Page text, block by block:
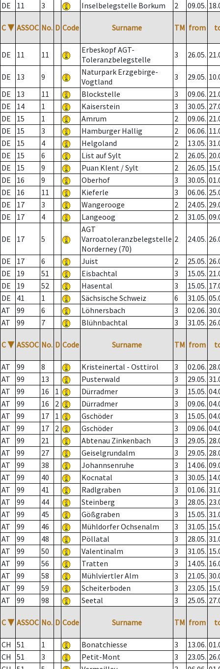
DE
11 3 Inselbelegstelle Borkum 2 09.05.
C ▼ ASSOC No. D Code Surname TM from
DE 11 11
Erbeskopf AGT-
Toleranzbelegstelle
3 26.05.
DE 13 9
Naturpark Erzgebirge-
Vogtland
3 29.05.
DE
13 11 Blockstelle 3 09.06.
DE
14 1 Kaiserstein 3 30.05.
DE
15 1 Amrum 2 09.06.
DE
15 3 Hamburger Hallig 2 06.06.
DE
15 4 Helgoland 2 13.05.
DE
15 6 List auf Sylt 2 26.05.
DE
15 9 Puan Klent / Sylt 2 26.05.
DE
16 9 Oberhof 3 30.05.
DE
16 11 Kieferle 3 06.06.
DE
17 3 Wangerooge 2 24.05.
DE
17 4 Langeoog 2 31.05.
DE 17 5
AGT
Varroatoleranzbelegstelle
Norderney (70)
2 24.05.
DE 17 6 Juist 2 25.05.
DE
19 51 Eisbachtal 3 15.05.
DE
19 52 Hasental 3 15.05.
DE
41 1 Sächsische Schweiz 6 31.05.
AT
99 6 Löhnersbach 3 02.06.
AT
99 7 Blühnbachtal 3 31.05.
C ▼ ASSOC No. D Code Surname TM from
AT 99 8 Kristeinertal - Osttirol 3 02.06.
AT
99 13 Pusterwald 3 29.05.
AT
99 16 1 Dürradmer 3 15.05.
AT
99 16 2 Dürradmer 3 09.06.
AT
99 17 1 Gschöder 3 15.05.
AT
99 17 2 Gschöder 3 09.06.
AT
99 21 Abtenau Zinkenbach 3 29.05.
AT
99 27 Geiselgrundalm 3 29.05.
AT
99 38 Johannsenruhe 3 14.06.
AT
99 40 Kocnatal 3 30.05.
AT
99 41 Radlgraben 3 01.06.
AT
99 44 Steinberg 3 28.05.
AT
99 45 Gößgraben 3 15.05.
AT
99 46 Mühldorfer Ochsenalm 3 31.05.
AT
99 48 Pöllatal 3 28.05.
AT
99 50 Valentinalm 3 31.05.
AT
99 56 Tratten 3 14.05.
AT
99 58 Mühlviertler Alm 3 21.05.
AT
99 59 Scheiterboden 3 23.05.
AT
99 98 Seetal 3 25.05.
C ▼ ASSOC No. D Code Surname TM from
CH 51 1 Bonatchiesse 3 13.06.
CH
51 3 Petit-Mont 3 23.05.